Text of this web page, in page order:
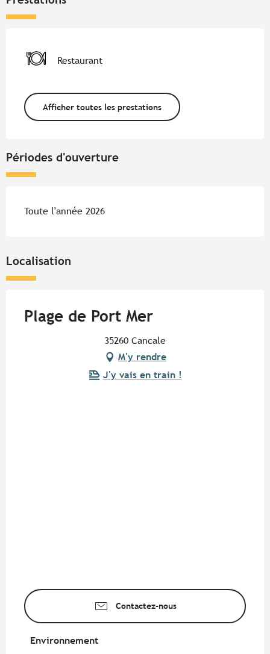
Restaurant
Afficher toutes les prestations
Périodes d'ouverture
Toute l'année 2026
Localisation
Plage de Port Mer
35260 Cancale
M'y rendre
J'y vais en train !
Contactez-nous
Environnement
Environnement